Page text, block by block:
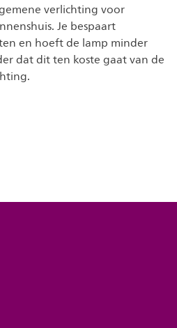
verlichting voor
Je bespaart
en hoeft de lamp minder
dat dit ten koste gaat van de